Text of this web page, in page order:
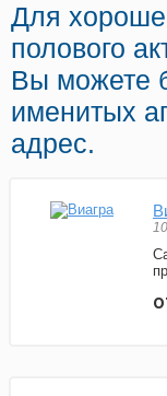
Для
полового
Вы можете
именитых
адрес.